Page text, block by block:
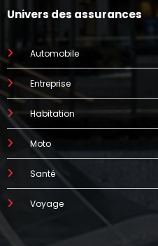
Univers des assurances
Automobile
Entreprise
Habitation
Moto
Santé
Voyage